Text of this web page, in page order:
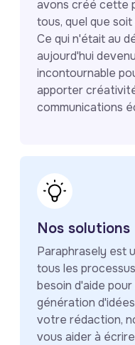
avons créé cette
tous, quel que
Ce qui n'était au
aujourd'hui
incontournable
apporter
communications
Nos solutions
Paraphrasely est
tous les
besoin d'aide
génération
votre rédaction,
vous aider à